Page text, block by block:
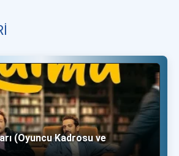
(Oyuncu Kadrosu ve